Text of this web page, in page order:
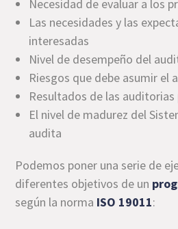
Necesidad de evaluar a los
Las necesidades y las
interesadas
Nivel de desempeño del
Riesgos que debe asumir el
Resultados de las auditorias
El nivel de madurez del
audita
Podemos poner una serie de
diferentes objetivos de un
según la norma ISO 19011: